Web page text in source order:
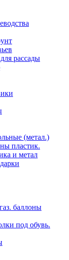
рассады
(метал.)
пластик.
и метал
баллоны
под обувь.